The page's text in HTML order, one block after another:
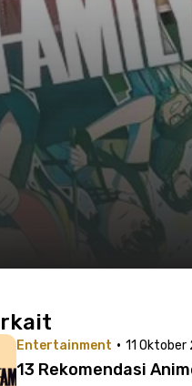
Entertainment · 11
13 Rekomendasi